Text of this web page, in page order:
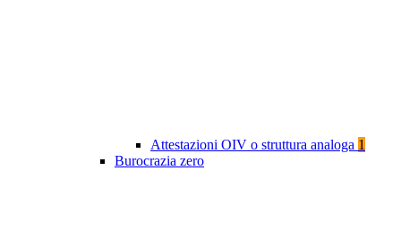
Attestazioni OIV o struttura analoga 1
Burocrazia zero